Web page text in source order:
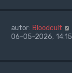
autor: Bloodcult
06-05-2026, 14:15